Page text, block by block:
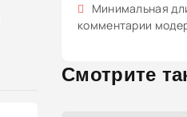
Минимальная
комментарии
Смотрите